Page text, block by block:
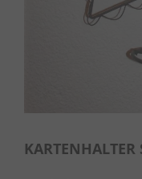
KARTENHALTER